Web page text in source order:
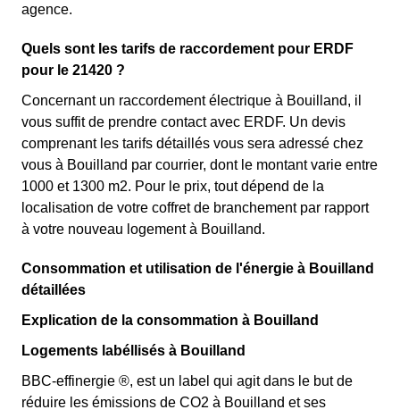
agence.
Quels sont les tarifs de raccordement pour ERDF
pour le 21420 ?
Concernant un raccordement électrique à Bouilland, il
vous suffit de prendre contact avec ERDF. Un devis
comprenant les tarifs détaillés vous sera adressé chez
vous à Bouilland par courrier, dont le montant varie entre
1000 et 1300 m2. Pour le prix, tout dépend de la
localisation de votre coffret de branchement par rapport
à votre nouveau logement à Bouilland.
Consommation et utilisation de l'énergie à Bouilland
détaillées
Explication de la consommation à Bouilland
Logements labéllisés à Bouilland
BBC-effinergie ®, est un label qui agit dans le but de
réduire les émissions de CO2 à Bouilland et ses